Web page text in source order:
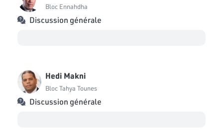
Bloc Ennahdha
Discussion générale
Hedi Makni
Bloc Tahya Tounes
Discussion générale